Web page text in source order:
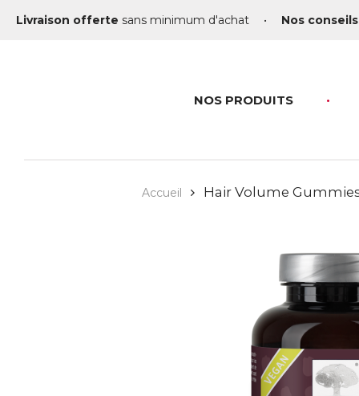
Livraison offerte sans minimum d'achat • Nos
NOS PRODUITS
Accueil Hair Volume